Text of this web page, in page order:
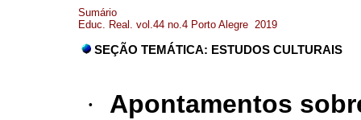
Sumário
Educ. Real. vol.44 no.4 Porto Alegre 2019
SEÇÃO TEMÁTICA: ESTUDOS CULTURAIS
· Apontamentos